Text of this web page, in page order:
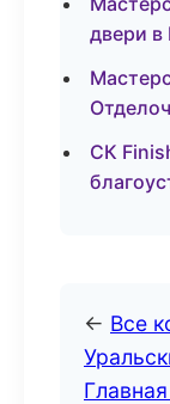
двери
СК
← Все